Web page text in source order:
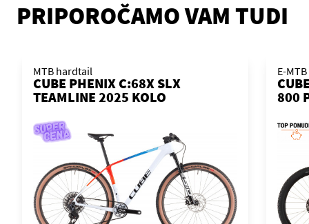
PRIPOROČAMO VAM TUDI
MTB hardtail
CUBE PHENIX C:68X SLX
TEAMLINE 2025 KOLO
E-
800